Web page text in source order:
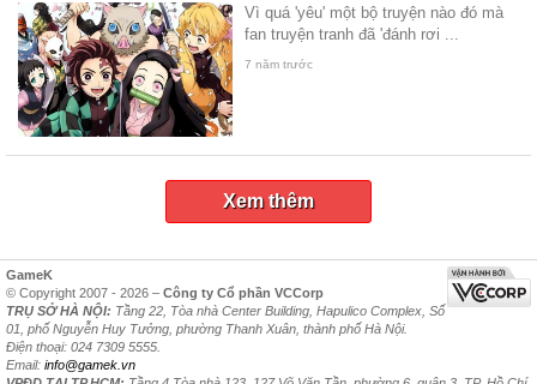
Vì quá 'yêu' một bộ truyện nào đó mà
fan truyện tranh đã 'đánh rơi ...
7 năm trước
Xem thêm
GameK
© Copyright 2007 - 2026 – Công ty Cổ phần VCCorp
TRỤ SỞ HÀ NỘI: Tầng 22, Tòa nhà Center Building, Hapulico Complex, Số
01, phố Nguyễn Huy Tưởng, phường Thanh Xuân, thành phố Hà Nội.
Điện thoại: 024 7309 5555.
Email: info@gamek.vn